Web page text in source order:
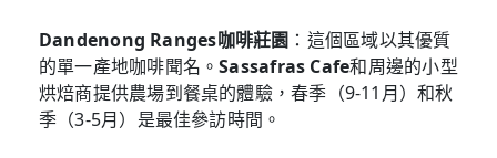
Dandenong Ranges咖啡莊園 ：這個區域以其優質
的單一產地咖啡聞名。Sassafras Cafe和周邊的小型
烘焙商提供農場到餐桌的體驗，春季（9-11月）和秋
季（3-5月）是最佳參訪時間。